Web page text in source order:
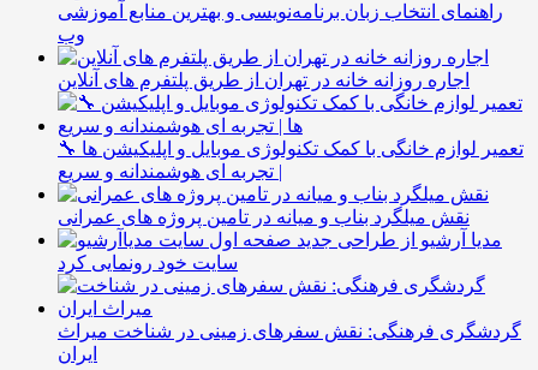
راهنمای انتخاب زبان برنامه‌نویسی و بهترین منابع آموزشی
وب
اجاره روزانه خانه در تهران از طریق پلتفرم های آنلاین
🔧 تعمیر لوازم خانگی با کمک تکنولوژی موبایل و اپلیکیشن ها
| تجربه ای هوشمندانه و سریع
نقش میلگرد بناب و میانه در تامین پروژه های عمرانی
مدیا آرشیو از طراحی جدید
سایت خود رونمایی کرد
گردشگری فرهنگی: نقش سفرهای زمینی در شناخت میراث
ایران